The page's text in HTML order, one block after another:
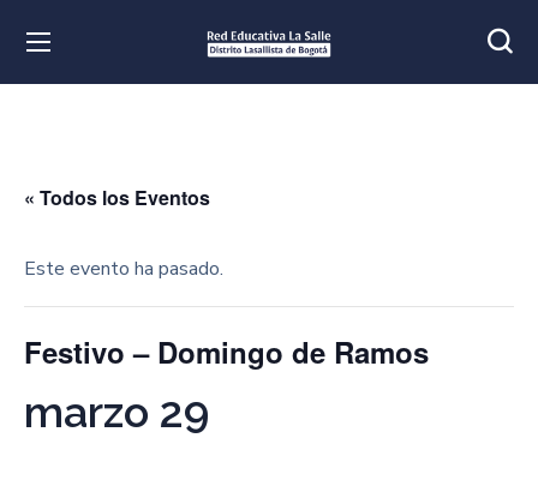
« Todos los Eventos
Este evento ha pasado.
Festivo – Domingo de Ramos
marzo 29